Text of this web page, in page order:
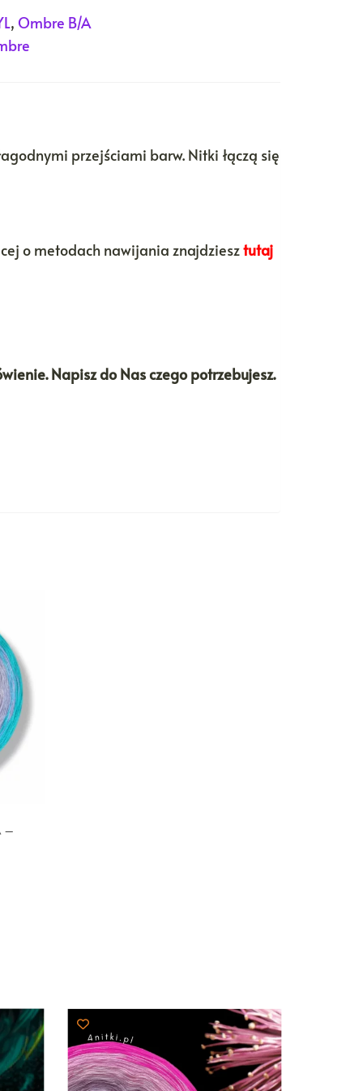
, Ombre B/A
przejściami barw. Nitki łączą się
o metodach nawijania znajdziesztutaj
Napisz do Nas czego potrzebujesz.
–